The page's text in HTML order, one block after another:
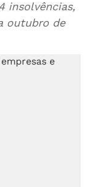
insolvências,
outubro de